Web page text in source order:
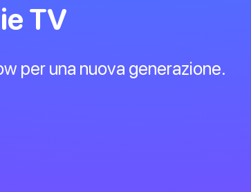
TV
per una nuova generazione.